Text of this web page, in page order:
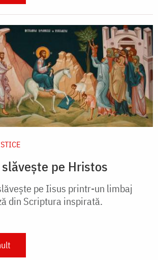
pe Hristos
pe Iisus printr-un limbaj
din Scriptura inspirată.